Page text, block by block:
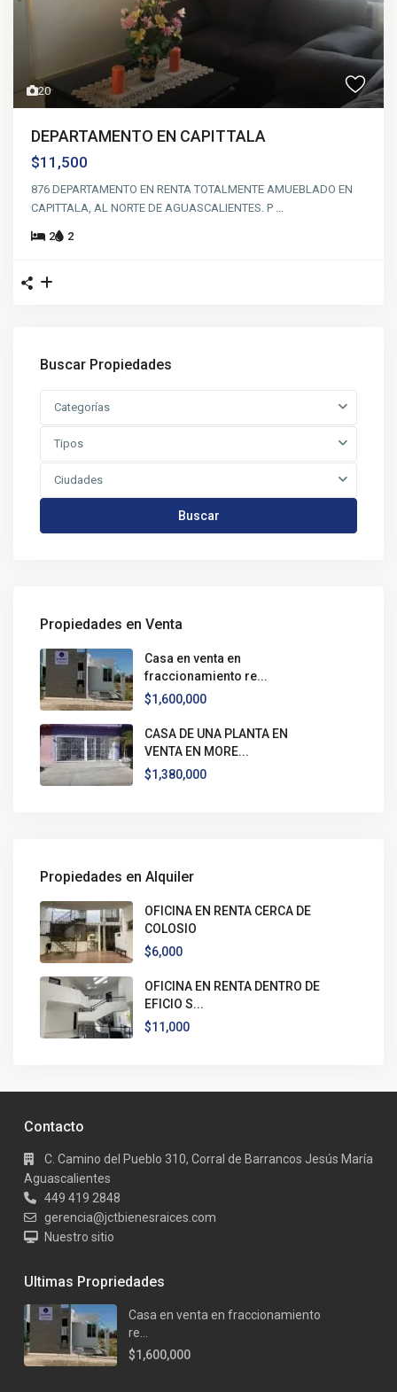
20
DEPARTAMENTO EN CAPITTALA
$11,500
876 DEPARTAMENTO EN RENTA TOTALMENTE AMUEBLADO EN
CAPITTALA, AL NORTE DE AGUASCALIENTES. P ...
2 2
Buscar Propiedades
Categorías
Tipos
Ciudades
Buscar
Propiedades en Venta
Casa en venta en
fraccionamiento re...
$1,600,000
CASA DE UNA PLANTA EN
VENTA EN MORE...
$1,380,000
Propiedades en Alquiler
OFICINA EN RENTA CERCA DE
COLOSIO
$6,000
OFICINA EN RENTA DENTRO DE
EFICIO S...
$11,000
Contacto
C. Camino del Pueblo 310, Corral de Barrancos Jesús María
Aguascalientes
449 419 2848
gerencia@jctbienesraices.com
Nuestro sitio
Ultimas Propriedades
Casa en venta en fraccionamiento
re...
$1,600,000